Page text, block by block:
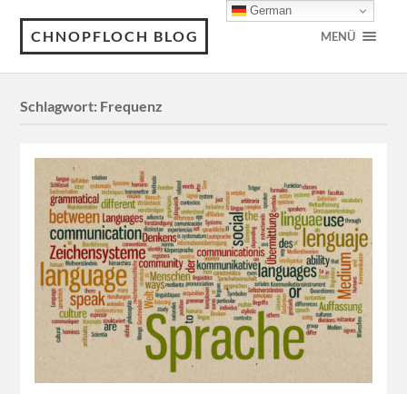
CHNOPFLOCH BLOG MENÜ
Schlagwort: Frequenz
German